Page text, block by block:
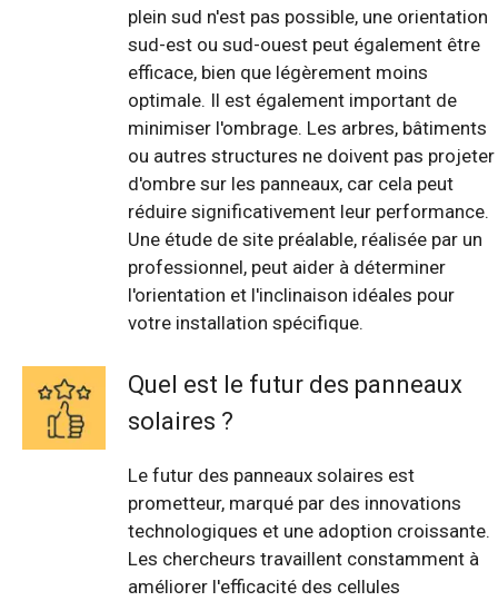
plein sud n'est pas possible, une orientation
sud-est ou sud-ouest peut également être
efficace, bien que légèrement moins
optimale. Il est également important de
minimiser l'ombrage. Les arbres, bâtiments
ou autres structures ne doivent pas projeter
d'ombre sur les panneaux, car cela peut
réduire significativement leur performance.
Une étude de site préalable, réalisée par un
professionnel, peut aider à déterminer
l'orientation et l'inclinaison idéales pour
votre installation spécifique.
Quel est le futur des panneaux
solaires ?
Le futur des panneaux solaires est
prometteur, marqué par des innovations
technologiques et une adoption croissante.
Les chercheurs travaillent constamment à
améliorer l'efficacité des cellules